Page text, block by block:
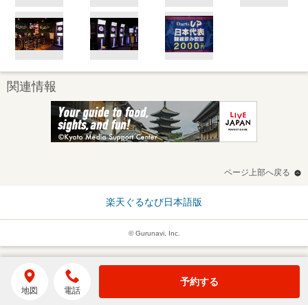
関連情報
ページ上部へ戻る
楽天ぐるなび日本語版
© Gurunavi, Inc.
地図 電話
予約する